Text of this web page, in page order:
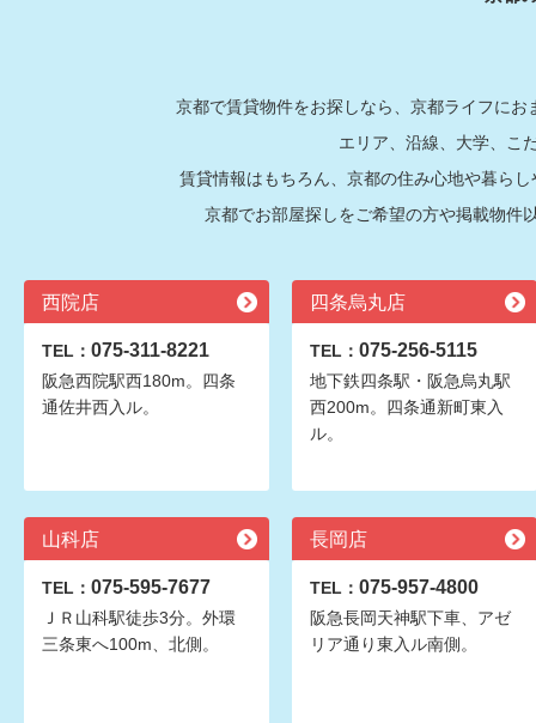
京都で賃貸物件をお探しなら、京都ライフに
エリア、沿線、大学、こ
賃貸情報はもちろん、京都の住み心地や暮ら
京都でお部屋探しをご希望の方や掲載物件
西院店
TEL： 075-311-8221
阪急西院駅西180m。四条
通佐井西入ル。
四条烏丸店
TEL： 075-256-5115
地下鉄四条駅・阪急烏丸駅
西200m。四条通新町東入
ル。
山科店
TEL： 075-595-7677
ＪＲ山科駅徒歩3分。外環
三条東へ100m、北側。
長岡店
TEL： 075-957-4800
阪急長岡天神駅下車、アゼ
リア通り東入ル南側。